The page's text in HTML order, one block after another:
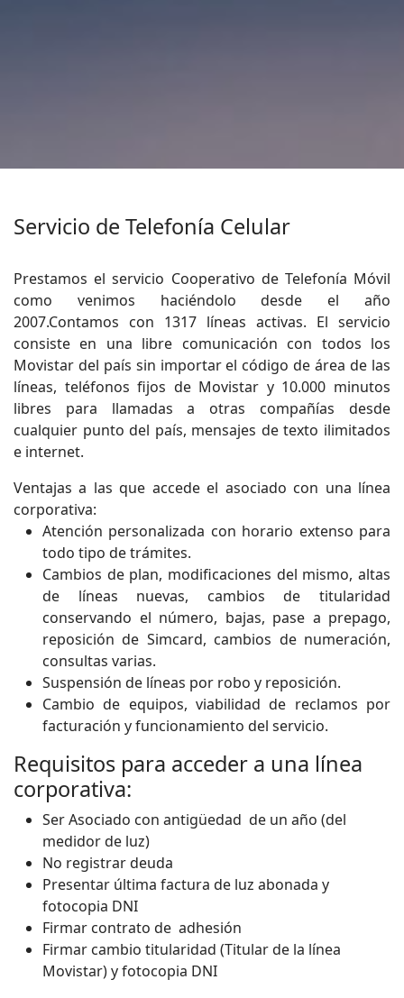
Servicio de Telefonía Celular
Prestamos el servicio Cooperativo de Telefonía Móvil
como venimos haciéndolo desde el año
2007.Contamos con 1317 líneas activas. El servicio
consiste en una libre comunicación con todos los
Movistar del país sin importar el código de área de las
líneas, teléfonos fijos de Movistar y 10.000 minutos
libres para llamadas a otras compañías desde
cualquier punto del país, mensajes de texto ilimitados
e internet.
Ventajas a las que accede el asociado con una línea
corporativa:
Atención personalizada con horario extenso para
todo tipo de trámites.
Cambios de plan, modificaciones del mismo, altas
de líneas nuevas, cambios de titularidad
conservando el número, bajas, pase a prepago,
reposición de Simcard, cambios de numeración,
consultas varias.
Suspensión de líneas por robo y reposición.
Cambio de equipos, viabilidad de reclamos por
facturación y funcionamiento del servicio.
Requisitos para acceder a una línea
corporativa:
Ser Asociado con antigüedad de un año (del
medidor de luz)
No registrar deuda
Presentar última factura de luz abonada y
fotocopia DNI
Firmar contrato de adhesión
Firmar cambio titularidad (Titular de la línea
Movistar) y fotocopia DNI